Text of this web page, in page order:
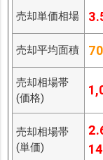
売却単価相場
売却平均面積
売却相場帯
(価格)
売却相場帯
(単価)